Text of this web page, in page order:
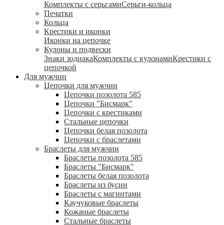
Комплекты с серьгамиСерьги-кольца
Печатки
Кольца
Крестики и иконки
Иконки на цепочке
Кулоны и подвески
Знаки зодиакаКомплекты с кулонамиКрестики с
цепочкой
Для мужчин
Цепочки для мужчин
Цепочки позолота 585
Цепочки "Бисмарк"
Цепочки с крестиками
Стальные цепочки
Цепочки белая позолота
Цепочки с браслетами
Браслеты для мужчин
Браслеты позолота 585
Браслеты "Бисмарк"
Браслеты белая позолота
Браслеты из бусин
Браслеты с магнитами
Каучуковые браслеты
Кожаные браслеты
Стальные браслеты